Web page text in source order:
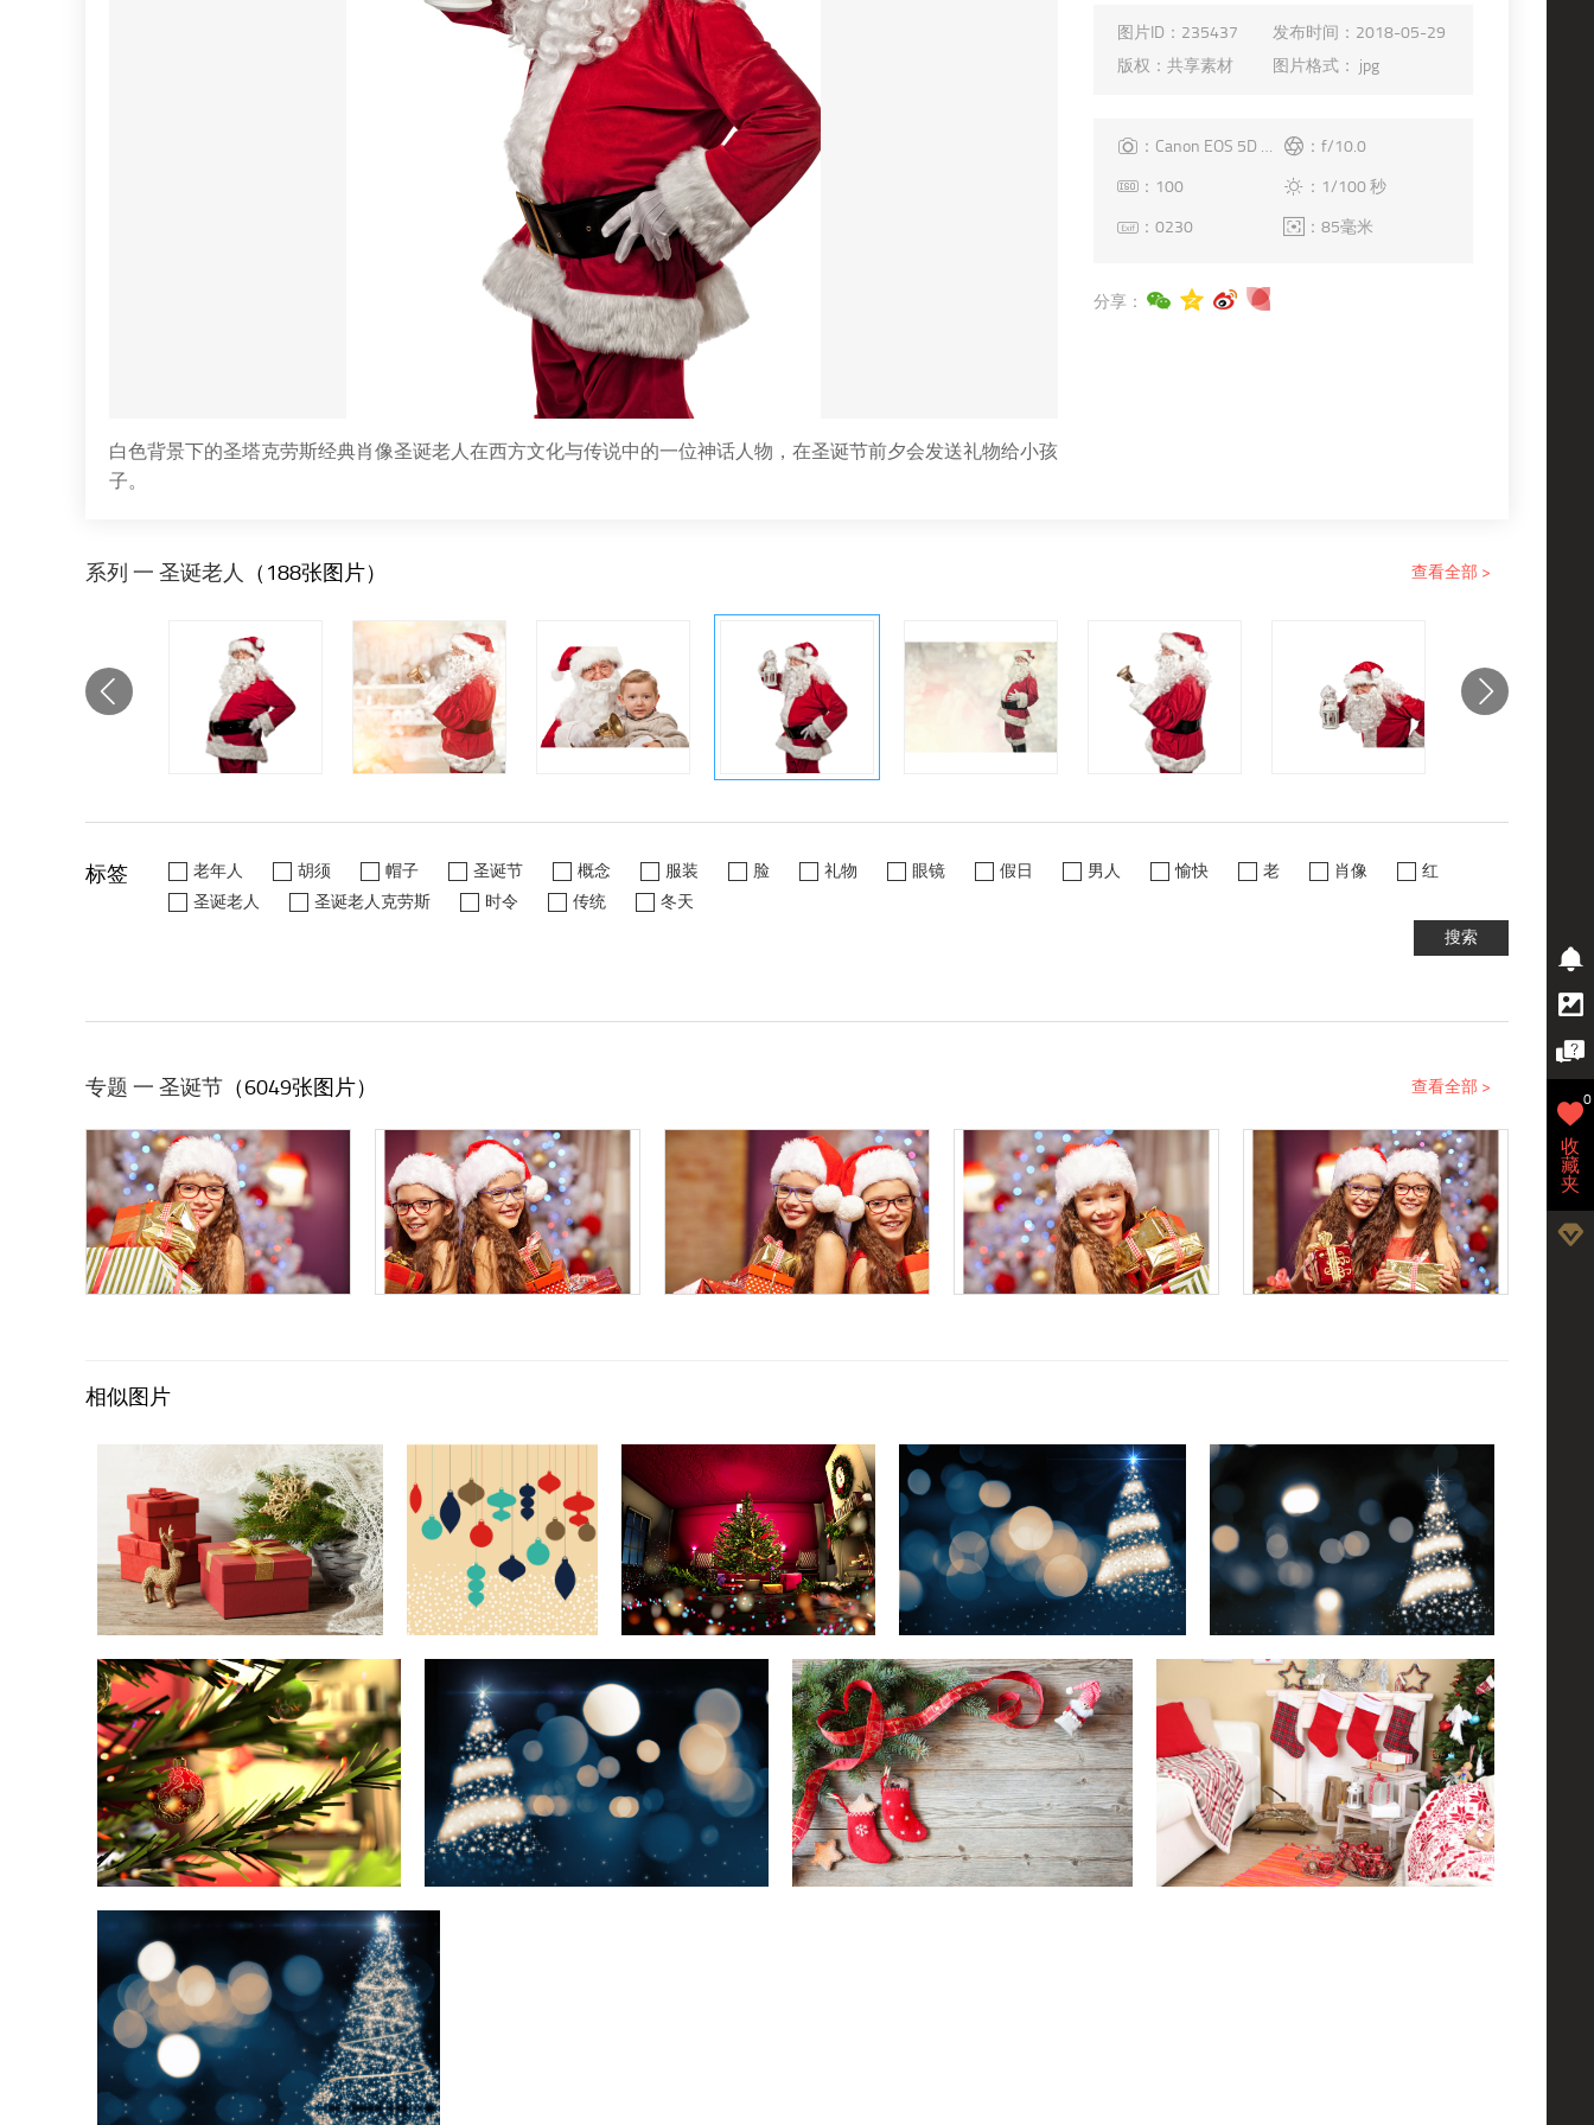
白色背景下的圣塔克劳斯经典肖像圣诞老人在西方文化与传说中的一位神话人物，在圣诞节前夕会发送礼物给小孩
子。
图片ID： 235437 发布时间： 2018-05-29
版权： 共享素材 图片格式： jpg
：Canon EOS 5D Mark II
：f/10.0
：100
：1/100 秒
：0230
：85毫米
分享：
系列 一 圣诞老人 （188张图片） 查看全部 >
标签 老年人 胡须 帽子 圣诞节 概念 服装 脸 礼物 眼镜 假日 男人 愉快 老 肖像
红
圣诞老人
圣诞老人克劳斯 时令 传统
冬天
搜索
专题 一 圣诞节 （6049张图片） 查看全部 >
相似图片
收
藏
夹
0